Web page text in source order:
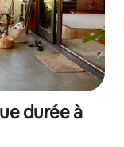
durée à